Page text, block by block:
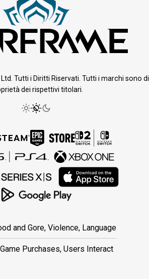
Tutti i Diritti Riservati. Tutti i marchi sono di
dei rispettivi titolari.
and Gore, Violence, Language
Game Purchases, Users Interact